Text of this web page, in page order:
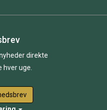
direkte
hver uge.